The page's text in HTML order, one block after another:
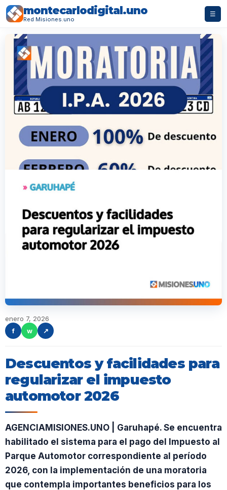
montecarlodigital.uno
Red Misiones.uno
☰
enero 7, 2026
f
w ↗
Descuentos y facilidades para
regularizar el impuesto
automotor 2026
AGENCIAMISIONES.UNO | Garuhapé. Se encuentra
habilitado el sistema para el pago del Impuesto al
Parque Automotor correspondiente al período
2026, con la implementación de una moratoria
que contempla importantes beneficios para los